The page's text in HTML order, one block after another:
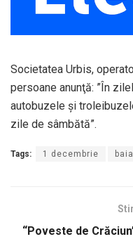
Societatea Urbis,
persoane anunţă: ”În
autobuzele și
zile de sâmbătă”.
Tags: 1 decembrie
“Poveste de